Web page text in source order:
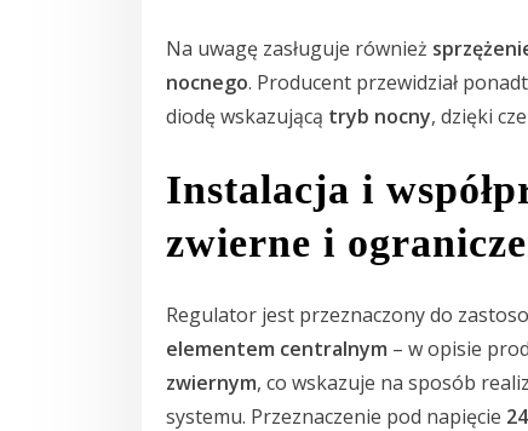
Na uwagę zasługuje również
nocnego. Producent przewidział
diodę wskazującą tryb nocny, dzięki
Instalacja i
zwierne i
Regulator jest przeznaczony do
elementem centralnym – w opisie
zwiernym, co wskazuje na sposób
systemu. Przeznaczenie pod napięcie